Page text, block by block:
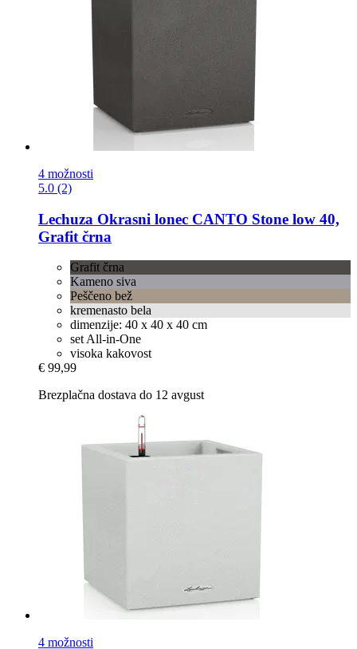
4 možnosti
5.0 (2)
Lechuza Okrasni lonec CANTO Stone low 40,
Grafit črna
Grafit črna
Kameno siva
Peščeno bež
kremenasto bela
dimenzije: 40 x 40 x 40 cm
set All-in-One
visoka kakovost
€ 99,99
Brezplačna dostava do 12 avgust
4 možnosti